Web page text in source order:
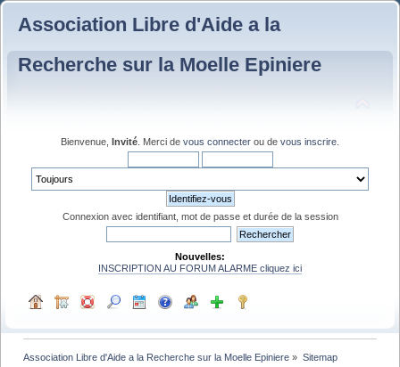
Association Libre d'Aide a la
Recherche sur la Moelle Epiniere
Bienvenue, Invité . Merci de vous connecter ou de vous inscrire
Connexion avec identifiant, mot de passe et durée de la session
Nouvelles:
INSCRIPTION AU FORUM ALARME cliquez ici
Association Libre d'Aide a la Recherche sur la Moelle Epiniere » Sitemap